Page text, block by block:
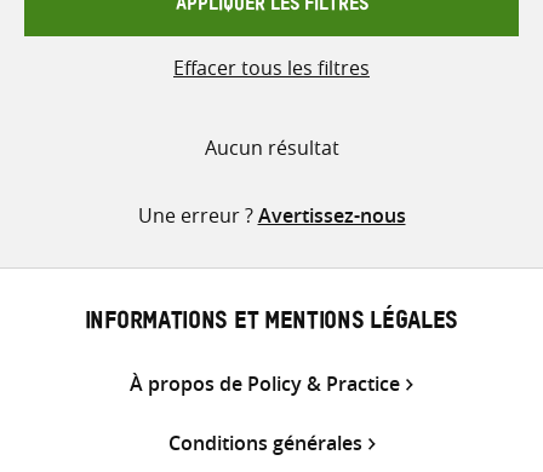
APPLIQUER LES FILTRES
Effacer tous les filtres
Aucun résultat
Une erreur ?Avertissez-nous
INFORMATIONS ET MENTIONS LÉGALES
À propos de Policy & Practice
Conditions générales